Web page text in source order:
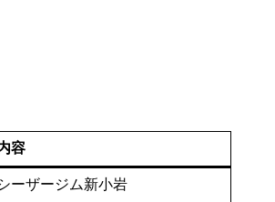
容
ーザージム新小岩